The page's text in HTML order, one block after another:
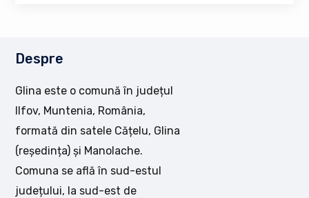
Despre
Glina este o comună în județul
Ilfov, Muntenia, România,
formată din satele Cățelu, Glina
(reședința) și Manolache.
Comuna se află în sud-estul
județului, la sud-est de